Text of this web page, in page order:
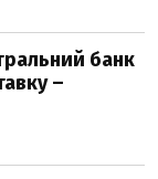
банк
–